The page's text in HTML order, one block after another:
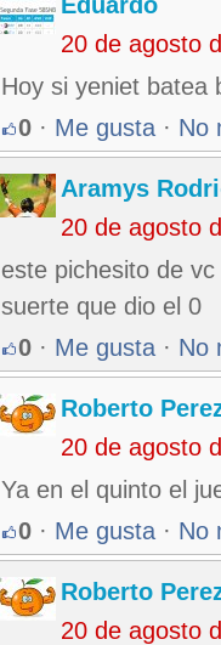
20 de agosto
Hoy si yeniet batea
0 · Me gusta · No
Aramys
20 de agosto
este pichesito de
suerte que dio el 0
0 · Me gusta · No
Roberto
20 de agosto
Ya en el quinto el
0 · Me gusta · No
Roberto
20 de agosto